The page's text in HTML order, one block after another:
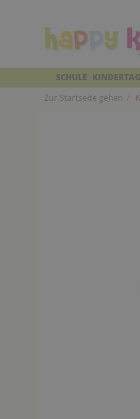
SCHULE
Zur Startseite gehen